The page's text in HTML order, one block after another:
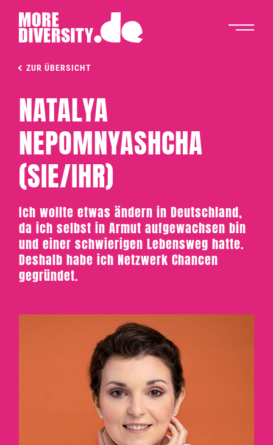
ZUR ÜBERSICHT
NATALYA
NEPOMNYASHCHA
(SIE/IHR)
Ich wollte etwas ändern in Deutschland,
da ich selbst in Armut aufgewachsen bin
und einer schwierigen Lebensweg hatte.
Deshalb habe ich Netzwerk Chancen
gegründet.